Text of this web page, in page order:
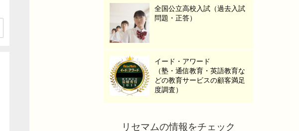
全国公立高校入試（過去入試
問題・正答）
イード・アワード
（塾・通信教育・英語教育な
どの教育サービスの顧客満足
度調査）
リセマムの情報をチェック